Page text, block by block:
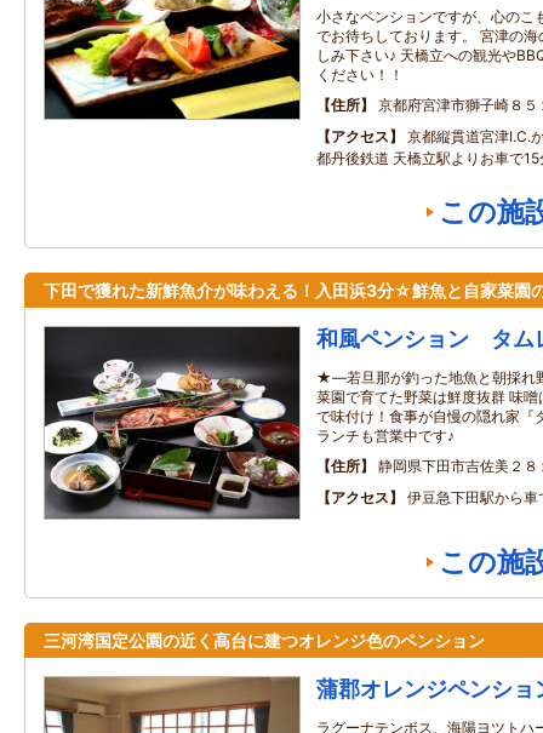
小さなペンションですが、心のこ
でお待ちしております。 宮津の
しみ下さい♪ 天橋立への観光や
ください！！
住所
京都府宮津市獅子崎８５
アクセス
京都縦貫道宮津I.C.
都丹後鉄道 天橋立駅よりお車で15
この施
下田で獲れた新鮮魚介が味わえる！入田浜3分☆鮮魚と自家菜園
和風ペンション タム
★―若旦那が釣った地魚と朝採
菜園で育てた野菜は鮮度抜群 味
で味付け！食事が自慢の隠れ家『
ランチも営業中です♪
住所
静岡県下田市吉佐美２８
アクセス
伊豆急下田駅から車
この施
三河湾国定公園の近く高台に建つオレンジ色のペンション
蒲郡オレンジペンショ
ラグーナテンボス、海陽ヨツトハ